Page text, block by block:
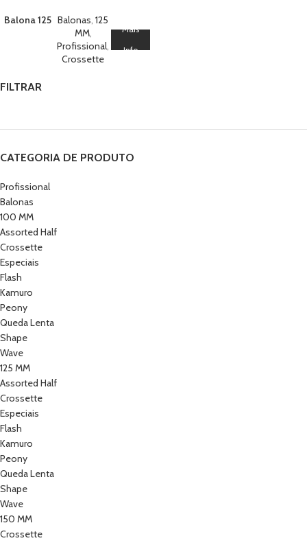
FILTRAR
CATEGORIA DE PRODUTO
Profissional
Balonas
100 MM
Assorted Half
Crossette
Especiais
Flash
Kamuro
Peony
Queda Lenta
Shape
Wave
125 MM
Assorted Half
Crossette
Especiais
Flash
Kamuro
Peony
Queda Lenta
Shape
Wave
150 MM
Crossette
Balona 125 Balonas, 125
MM,
Profissional,
Crossette
Mais
Info